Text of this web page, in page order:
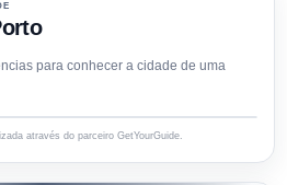
para conhecer a cidade de uma
através do parceiro GetYourGuide.